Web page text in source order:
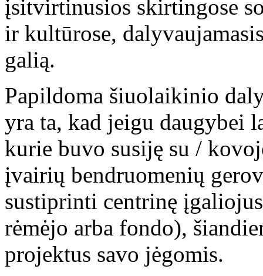
įsitvirtinusios skirtingose
ir kultūrose,
galią.
Papildoma šiuolaikinio
yra ta, kad jeigu daugybei
kurie buvo susiję su /
įvairių bendruomenių
sustiprinti centrinę
rėmėjo arba fondo),
projektus savo jėgomis.